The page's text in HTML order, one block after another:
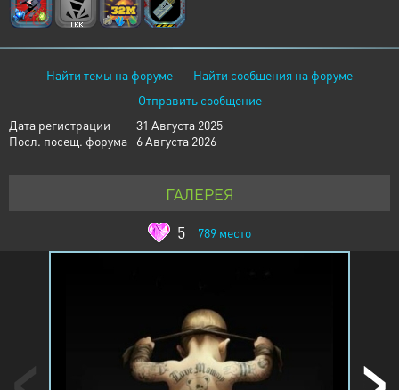
Найти темы на форуме
Найти сообщения на форуме
Отправить сообщение
Дата регистрации
31 Августа 2025
Посл. посещ. форума
6 Августа 2026
ГАЛЕРЕЯ
5
789 место